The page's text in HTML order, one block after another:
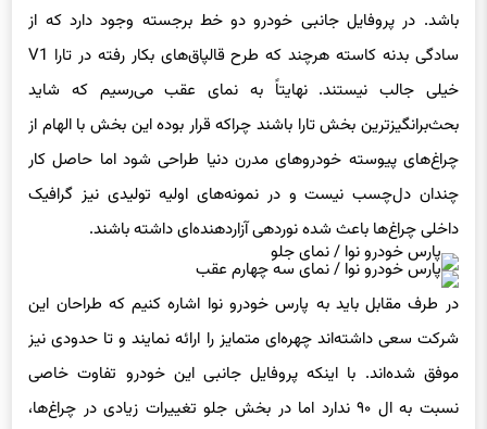
باشد. در پروفایل جانبی خودرو دو خط برجسته وجود دارد که از
سادگی بدنه کاسته هرچند که طرح قالپاق‌های بکار رفته در تارا V1
خیلی جالب نیستند. نهایتاً به نمای عقب می‌رسیم که شاید
بحث‌برانگیزترین بخش تارا باشند چراکه قرار بوده این بخش با الهام از
چراغ‌های پیوسته خودروهای مدرن دنیا طراحی شود اما حاصل کار
چندان دل‌چسب نیست و در نمونه‌های اولیه تولیدی نیز گرافیک
داخلی چراغ‌ها باعث شده نوردهی آزاردهنده‌ای داشته باشند.
در طرف مقابل باید به پارس خودرو نوا اشاره کنیم که طراحان این
شرکت سعی داشته‌اند چهره‌ای متمایز را ارائه نمایند و تا حدودی نیز
موفق شده‌اند. با اینکه پروفایل جانبی این خودرو تفاوت خاصی
نسبت به ال ۹۰ ندارد اما در بخش جلو تغییرات زیادی در چراغ‌ها،